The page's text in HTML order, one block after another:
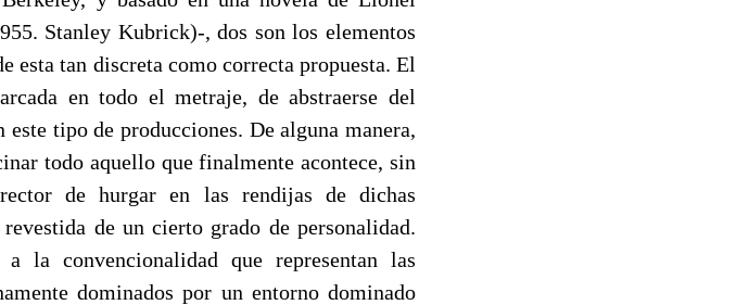
Stanley Kubrick)-, dos son los elementos
esta tan discreta como correcta propuesta. El
en todo el metraje, de abstraerse del
tipo de producciones. De alguna manera,
todo aquello que finalmente acontece, sin
de hurgar en las rendijas de dichas
de un cierto grado de personalidad.
la convencionalidad que representan las
dominados por un entorno dominado